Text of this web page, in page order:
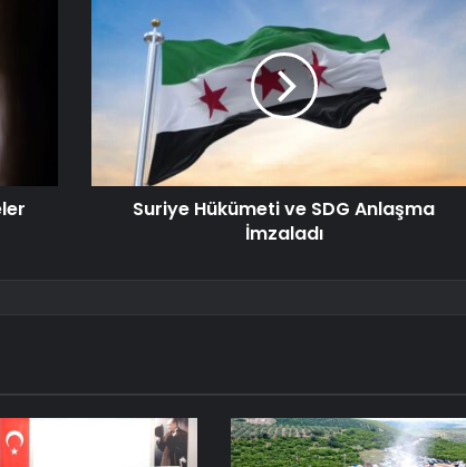
Suriye Hükümeti ve SDG Anlaşma
İmzaladı